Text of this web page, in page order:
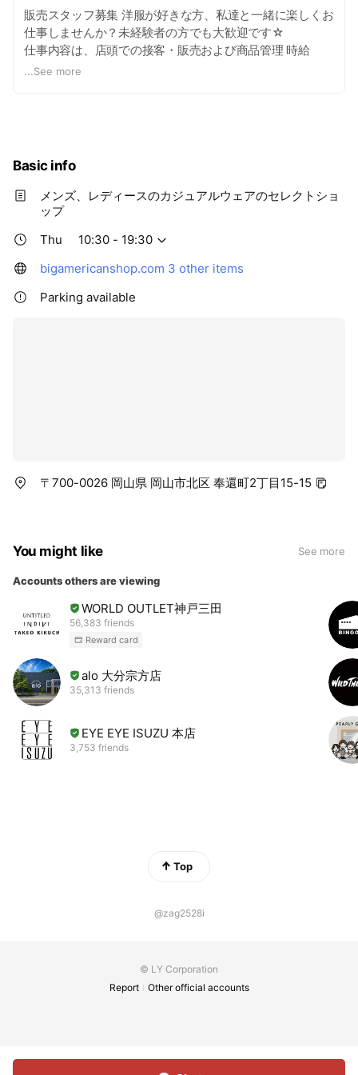
販売スタッフ募集 洋服が好きな方、私達と一緒に楽しくお
仕事しませんか？未経験者の方でも大歓迎です☆
仕事内容は、店頭での接客・販売および商品管理 時給
1,000円〜
詳しくはこちらまでお問合せ下さい。
お問合せ先
担当:近藤 086-253-2881
...See more
Basic info
メンズ、レディースのカジュアルウェアのセレクトショ
ップ
Thu
10:30 - 19:30
bigamericanshop.com 3 other items
Parking available
〒700-0026 岡山県 岡山市北区 奉還町2丁目15-15
You might like See more
Accounts others are viewing
WORLD OUTLET神戸三田
56,383 friends
Reward card
alo 大分宗方店
35,313 friends
EYE EYE ISUZU 本店
3,753 friends
Top
@zag2528i
© LY Corporation
Report
Other official accounts